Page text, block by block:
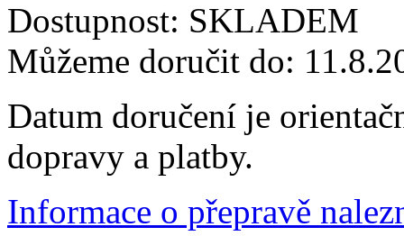
Dostupnost: SKLADEM
Můžeme doručit do:
Datum doručení je
dopravy a platby.
Informace o přepravě